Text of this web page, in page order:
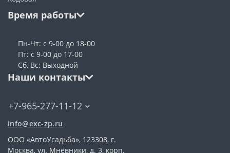
Время работы
Пн-Чт: с 9-00 до 18-00
Пт: с 9-00 до 17-00
Сб, Вс: Выходной
Наши контакты
+7-965-277-11-12
info@exc-zp.ru
ООО «АвтоУсадьба», 123308, г.
Москва, ул. Мнёвники, д. 3, корп.